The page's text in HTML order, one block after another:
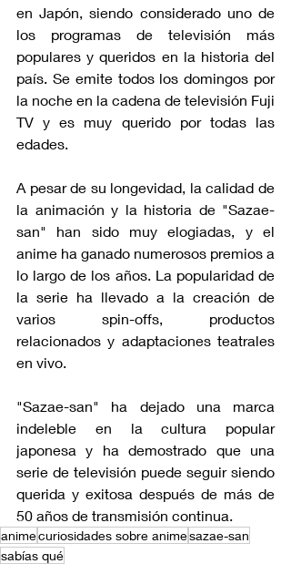
en Japón, siendo considerado uno de
los programas de televisión más
populares y queridos en la historia del
país. Se emite todos los domingos por
la noche en la cadena de televisión Fuji
TV y es muy querido por todas las
edades.
A pesar de su longevidad, la calidad de
la animación y la historia de "Sazae-
san" han sido muy elogiadas, y el
anime ha ganado numerosos premios a
lo largo de los años. La popularidad de
la serie ha llevado a la creación de
varios spin-offs, productos
relacionados y adaptaciones teatrales
en vivo.
"Sazae-san" ha dejado una marca
indeleble en la cultura popular
japonesa y ha demostrado que una
serie de televisión puede seguir siendo
querida y exitosa después de más de
50 años de transmisión continua.
animecuriosidades sobre animesazae-san
sabías qué